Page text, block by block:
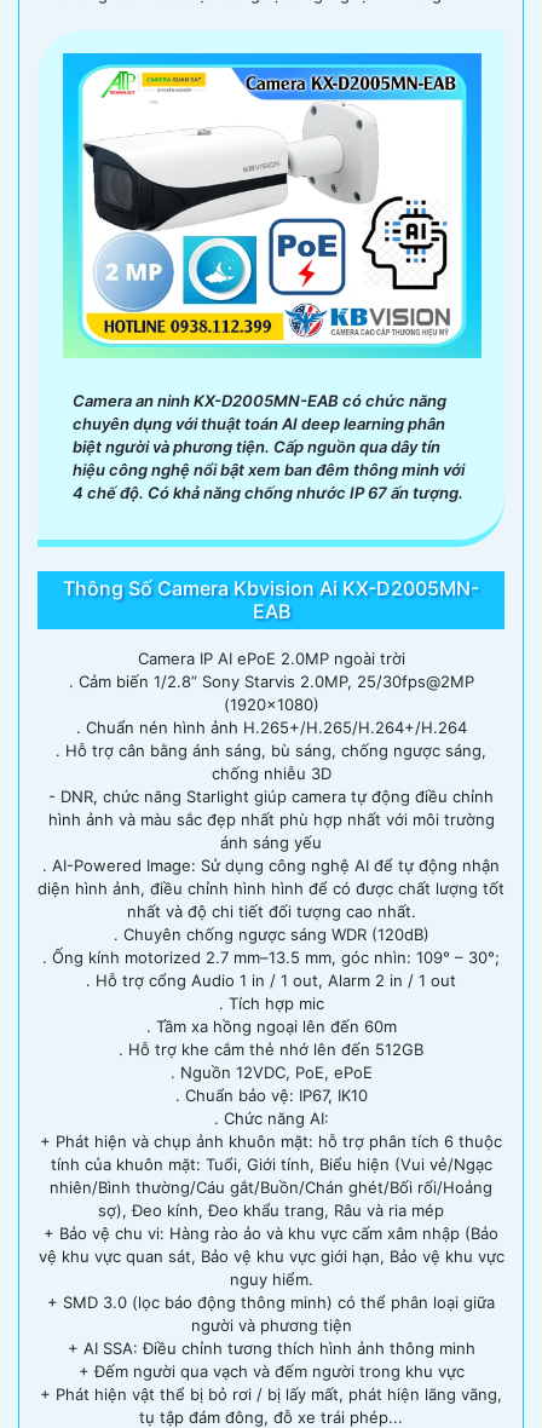
Camera an ninh KX-D2005MN-EAB có chức năng
chuyên dụng với thuật toán AI deep learning phân
biệt người và phương tiện. Cấp nguồn qua dây tín
hiệu công nghệ nổi bật xem ban đêm thông minh với
4 chế độ. Có khả năng chống nhước IP 67 ấn tượng.
Thông Số Camera Kbvision Ai KX-D2005MN-
EAB
Camera IP AI ePoE 2.0MP ngoài trời
. Cảm biến 1/2.8” Sony Starvis 2.0MP, 25/30fps@2MP
(1920x1080)
. Chuẩn nén hình ảnh H.265+/H.265/H.264+/H.264
. Hỗ trợ cân bằng ánh sáng, bù sáng, chống ngược sáng,
chống nhiễu 3D
- DNR, chức năng Starlight giúp camera tự động điều chỉnh
hình ảnh và màu sắc đẹp nhất phù hợp nhất với môi trường
ánh sáng yếu
. AI-Powered Image: Sử dụng công nghệ AI để tự động nhận
diện hình ảnh, điều chỉnh hình hình để có được chất lượng tốt
nhất và độ chi tiết đối tượng cao nhất.
. Chuyên chống ngược sáng WDR (120dB)
. Ống kính motorized 2.7 mm–13.5 mm, góc nhìn: 109° – 30°;
. Hỗ trợ cổng Audio 1 in / 1 out, Alarm 2 in / 1 out
. Tích hợp mic
. Tầm xa hồng ngoại lên đến 60m
. Hỗ trợ khe cắm thẻ nhớ lên đến 512GB
. Nguồn 12VDC, PoE, ePoE
. Chuẩn bảo vệ: IP67, IK10
. Chức năng AI:
+ Phát hiện và chụp ảnh khuôn mặt: hỗ trợ phân tích 6 thuộc
tính của khuôn mặt: Tuổi, Giới tính, Biểu hiện (Vui vẻ/Ngạc
nhiên/Bình thường/Cáu gắt/Buồn/Chán ghét/Bối rối/Hoảng
sợ), Đeo kính, Đeo khẩu trang, Râu và ria mép
+ Bảo vệ chu vi: Hàng rào ảo và khu vực cấm xâm nhập (Bảo
vệ khu vực quan sát, Bảo vệ khu vực giới hạn, Bảo vệ khu vực
nguy hiểm.
+ SMD 3.0 (lọc báo động thông minh) có thể phân loại giữa
người và phương tiện
+ AI SSA: Điều chỉnh tương thích hình ảnh thông minh
+ Đếm người qua vạch và đếm người trong khu vực
+ Phát hiện vật thể bị bỏ rơi / bị lấy mất, phát hiện lãng vãng,
tụ tập đám đông, đỗ xe trái phép...